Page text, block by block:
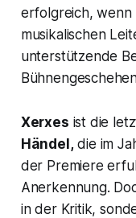
erfolgreich, wenn
musikalischen
unterstützende
Xerxes ist die
Händel,die im
der Premiere
Anerkennung.
in der Kritik,